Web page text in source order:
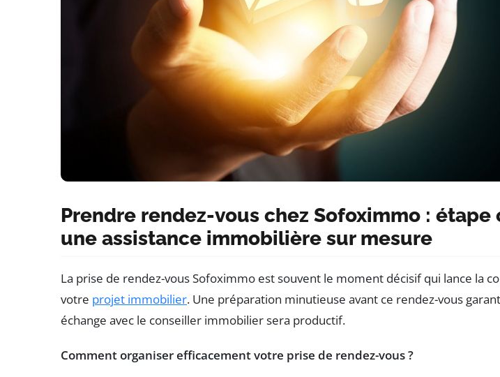
Prendre rendez-vous chez Sofoximmo : étape
une assistance immobilière sur mesure
La prise de rendez-vous Sofoximmo est souvent le moment décisif qui lance la
votre projet immobilier. Une préparation minutieuse avant ce rendez-vous
échange avec le conseiller immobilier sera productif.
Comment organiser efficacement votre prise de rendez-vous ?